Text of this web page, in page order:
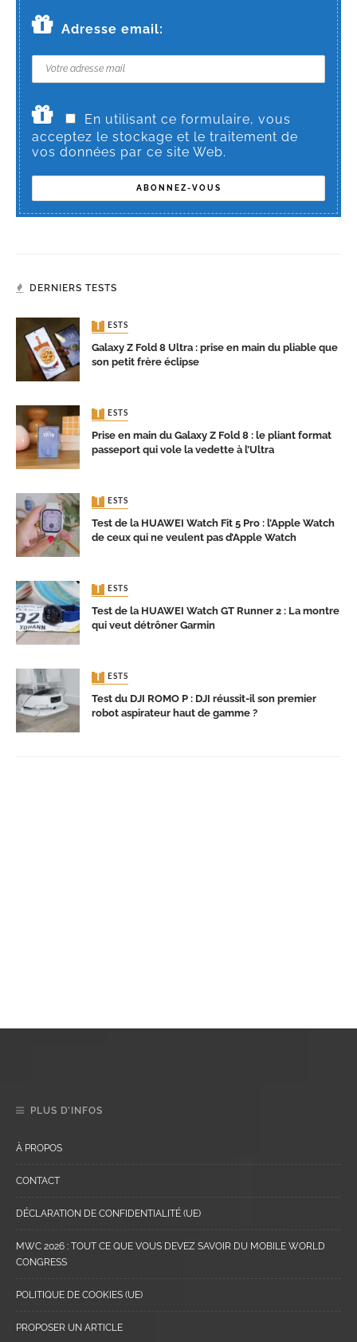
Adresse email:
En utilisant ce formulaire, vous
acceptez le stockage et le traitement de
vos données par ce site Web.
DERNIERS TESTS
TESTS
Galaxy Z Fold 8 Ultra : prise en main du pliable que
son petit frère éclipse
TESTS
Prise en main du Galaxy Z Fold 8 : le pliant format
passeport qui vole la vedette à l’Ultra
TESTS
Test de la HUAWEI Watch Fit 5 Pro : l’Apple Watch
de ceux qui ne veulent pas d’Apple Watch
TESTS
Test de la HUAWEI Watch GT Runner 2 : La montre
qui veut détrôner Garmin
TESTS
Test du DJI ROMO P : DJI réussit-il son premier
robot aspirateur haut de gamme ?
PLUS D’INFOS
À PROPOS
CONTACT
DÉCLARATION DE CONFIDENTIALITÉ (UE)
MWC 2026 : TOUT CE QUE VOUS DEVEZ SAVOIR DU MOBILE WORLD
CONGRESS
POLITIQUE DE COOKIES (UE)
PROPOSER UN ARTICLE